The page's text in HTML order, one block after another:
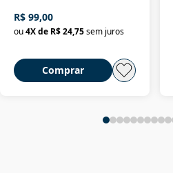
R$ 99,00
ou4X de R$ 24,75sem juros
Comprar